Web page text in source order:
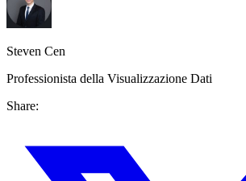
Steven Cen
Professionista della Visualizzazione Dati
Share: